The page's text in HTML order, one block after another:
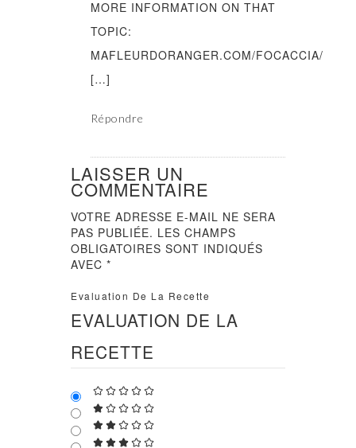
MORE INFORMATION ON THAT
TOPIC:
MAFLEURDORANGER.COM/FOCACCIA/
[…]
Répondre
LAISSER UN
COMMENTAIRE
VOTRE ADRESSE E-MAIL NE SERA
PAS PUBLIÉE. LES CHAMPS
OBLIGATOIRES SONT INDIQUÉS
AVEC*
Evaluation De La Recette
EVALUATION DE LA
RECETTE